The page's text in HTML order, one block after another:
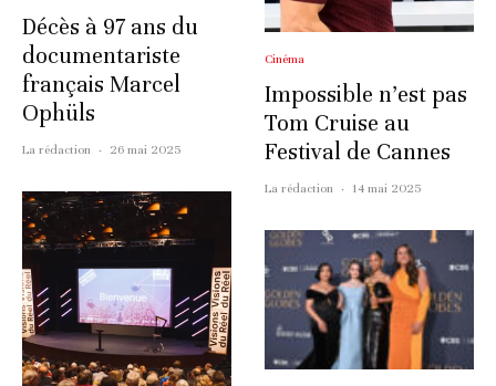
Décès à 97 ans du
documentariste
français Marcel
Ophüls
La rédaction · 26 mai 2025
Cinéma
Impossible n’est pas
Tom Cruise au
Festival de Cannes
La rédaction · 14 mai 2025